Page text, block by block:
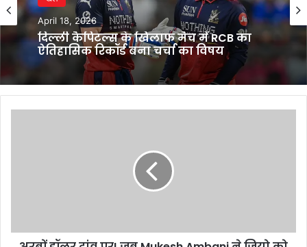
खेल
April 18, 2026
खेल
April 16, 2026
IPL 2026 पॉइंट्स टेबल में बड़ा उलटफेर
प्लेऑफ रेस हुई बेहद रोमांचक
जियो